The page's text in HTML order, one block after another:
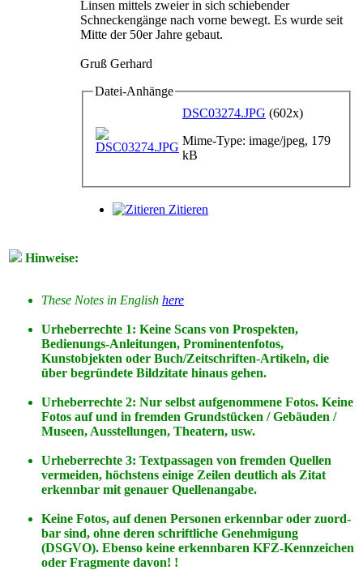
Linsen mittels zweier in sich schiebender
Schneckengänge nach vorne bewegt. Es wurde seit
Mitte der 50er Jahre gebaut.
Gruß Gerhard
Datei-Anhänge
DSC03274.JPG (602x)
Mime-Type: image/jpeg, 179
kB
Zitieren
Hinweise:
These Notes in English here
Urheberrechte 1: Keine Scans von Prospekten,
Bedienungs-Anleitungen, Prominentenfotos,
Kunstobjekten oder Buch/Zeitschriften-Artikeln, die
über begründete Bildzitate hinaus gehen.
Urheberrechte 2: Nur selbst aufgenommene Fotos. Keine
Fotos aufund in fremden Grundstücken / Gebäuden /
Museen, Ausstellungen, Theatern, usw.
Urheberrechte 3: Textpassagen von fremden Quellen
vermeiden, höchstens einige Zeilen deutlich als Zitat
erkennbar mit genauer Quellenangabe.
Keine Fotos, auf denen Personen erkennbar oder zuord-
bar sind, ohne deren schriftliche Genehmigung
(DSGVO). Ebenso keine erkennbaren KFZ-Kennzeichen
oder Fragmente davon! !